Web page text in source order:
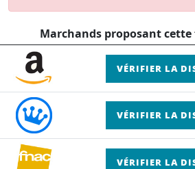
Marchands proposant
VÉRIFIER LA
VÉRIFIER LA
VÉRIFIER LA